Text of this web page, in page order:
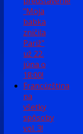
"Moja
babka
zničila
Pariž"
už 22.
júna o
18:00!
Francúzština
na
všetky
spôsoby
vol. 3!